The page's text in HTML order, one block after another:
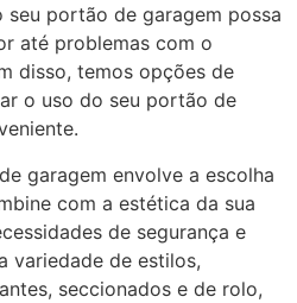
portão de garagem possa
até problemas com o
disso, temos opções de
o uso do seu portão de
garagem envolve a escolha
com a estética da sua
de segurança e
variedade de estilos,
seccionados e de rolo,